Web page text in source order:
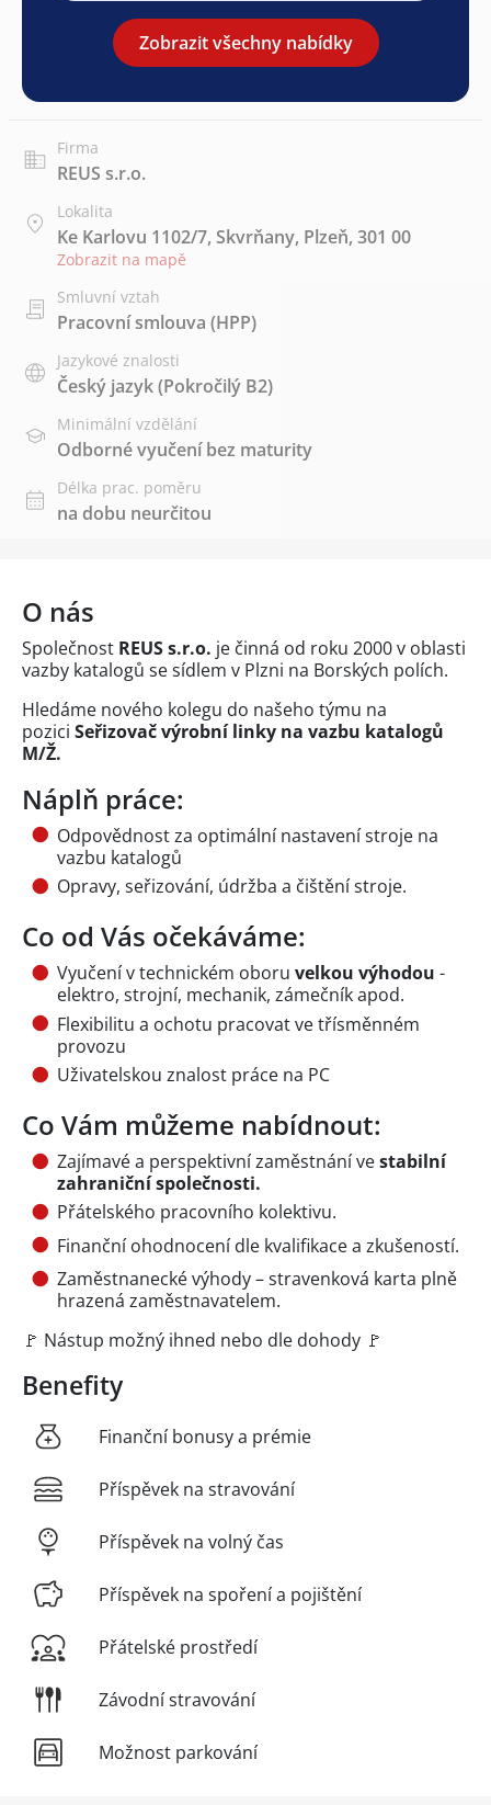
Zobrazit všechny nabídky
Firma
REUS s.r.o.
Lokalita
Ke Karlovu 1102/7, Skvrňany, Plzeň, 301 00
Zobrazit na mapě
Smluvní vztah
Pracovní smlouva (HPP)
Jazykové znalosti
Český jazyk(Pokročilý B2)
Minimální vzdělání
Odborné vyučení bez maturity
Délka prac. poměru
na dobu neurčitou
O nás
Společnost REUS s.r.o. je činná od roku 2000 v oblasti
vazby katalogů se sídlem v Plzni na Borských polích.
Hledáme nového kolegu do našeho týmu na
pozici Seřizovač výrobní linky na vazbu katalogů
M/Ž.
Náplň práce:
Odpovědnost za optimální nastavení stroje na
vazbu katalogů
Opravy, seřizování, údržba a čištění stroje.
Co od Vás očekáváme:
Vyučení v technickém oboru velkou výhodou -
elektro, strojní, mechanik, zámečník apod.
Flexibilitu a ochotu pracovat ve třísměnném
provozu
Uživatelskou znalost práce na PC
Co Vám můžeme nabídnout:
Zajímavé a perspektivní zaměstnání vestabilní
zahraniční společnosti.
Přátelského pracovního kolektivu.
Finanční ohodnocení dle kvalifikace a zkušeností.
Zaměstnanecké výhody – stravenková karta plně
hrazená zaměstnavatelem.
🚩 Nástup možný ihned nebo dle dohody 🚩
Benefity
Finanční bonusy a prémie
Příspěvek na stravování
Příspěvek na volný čas
Příspěvek na spoření a pojištění
Přátelské prostředí
Závodní stravování
Možnost parkování